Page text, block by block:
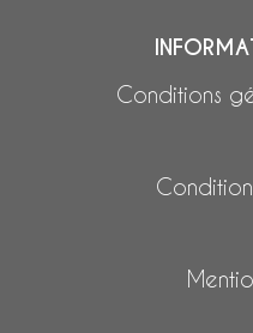
Conditions